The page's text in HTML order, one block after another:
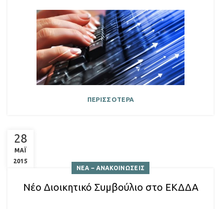
ΠΕΡΙΣΣΟΤΕΡΑ
28
ΜΑΪ
2015
ΝΕΑ – ΑΝΑΚΟΙΝΩΣΕΙΣ
Νέο Διοικητικό Συμβούλιο στο ΕΚΔΔΑ